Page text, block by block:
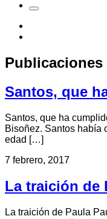
Publicaciones
Santos, que
Santos, que ha
Bisoñez. Santos había
edad […]
7 febrero, 2017
La traición de
La traición de Paula